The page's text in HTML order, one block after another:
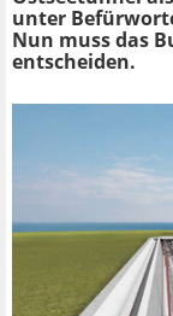
unter
Nun muss das
entscheiden.